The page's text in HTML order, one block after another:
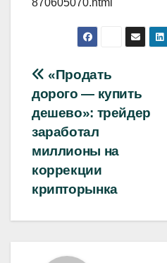
Навигация
по
записям
«Продать
дорого — купить
дешево»: трейдер
заработал
миллионы на
коррекции
крипторынка